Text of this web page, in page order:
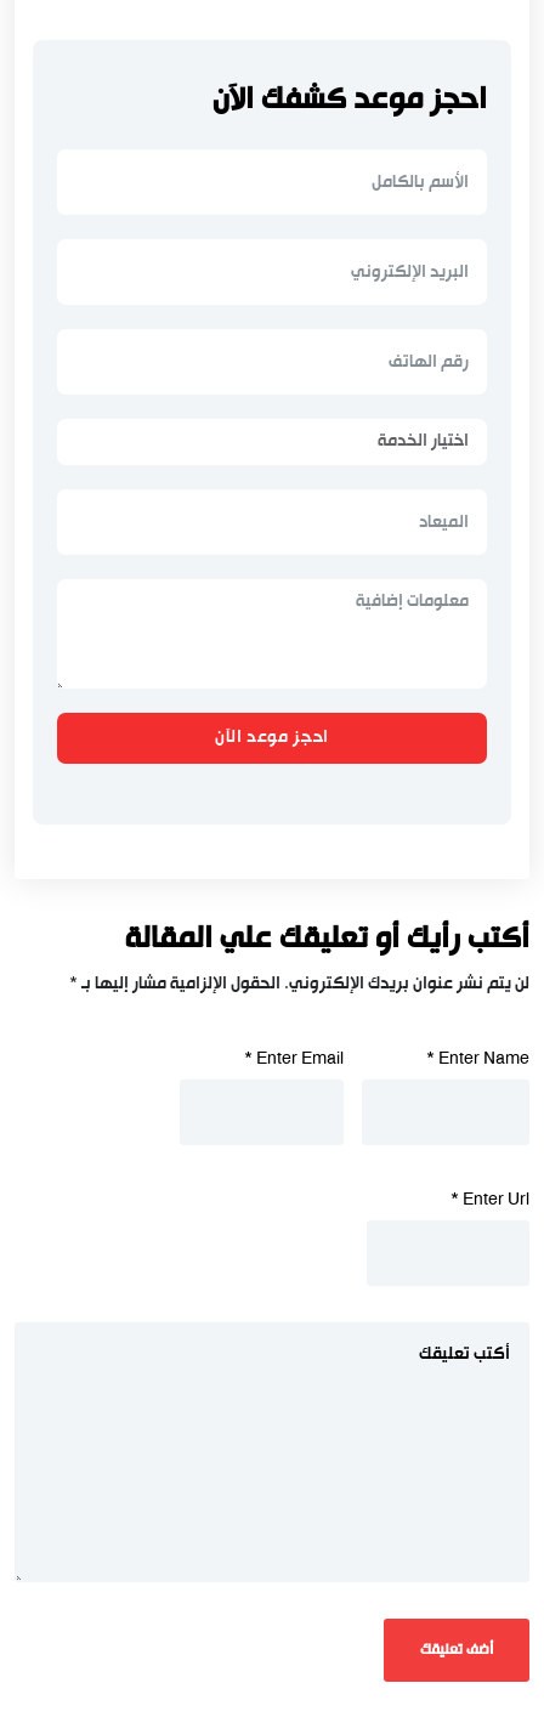
احجز موعد كشفك الآن
احجز موعد الآن
أكتب رأيك أو تعليقك علي المقالة
لن يتم نشر عنوان بريدك الإلكتروني. الحقول الإلزامية مشار إليها بـ*
Enter Name
*
Enter Email
*
Enter Url
*